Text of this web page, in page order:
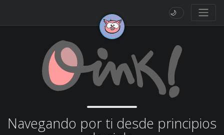
🌙
Navegando por ti desde principios